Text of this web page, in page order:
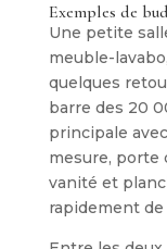
Exemples de
Une petite
meuble-
quelques
barre des 20
principale
mesure, porte
vanité et
rapidement